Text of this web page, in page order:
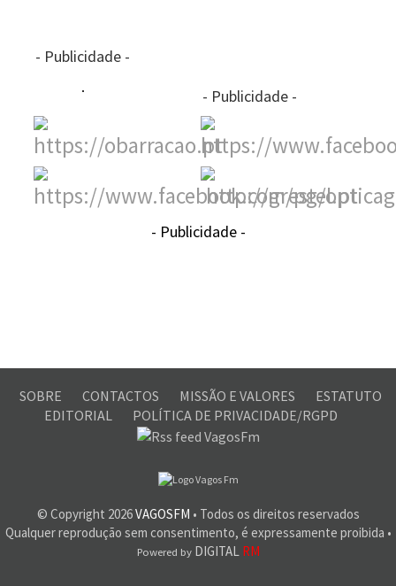
- Publicidade -
- Publicidade -
- Publicidade -
SOBRE CONTACTOS MISSÃO E VALORES
ESTATUTO
EDITORIAL
POLÍTICA DE PRIVACIDADE/RGPD
© Copyright 2026VAGOSFM • Todos os direitos reservados
Qualquer reprodução sem consentimento, é expressamente proibida •
Powered byDIGITAL RM